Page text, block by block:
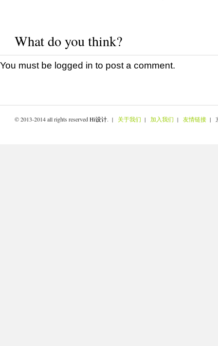
What do you think?
You must be logged in to post a comment.
© 2013-2014 all rights reservedHi设计. | 关于我们 | 加入我们 | 友情链接 |